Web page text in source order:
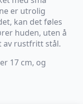
er utrolig
kan det føles
huden, uten å
av rustfritt stål.
17 cm, og